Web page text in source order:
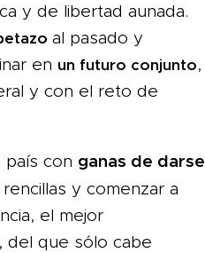
y de libertad aunada.
al pasado y
en un futuro conjunto,
y con el reto de
con ganas de darse
y comenzar a
el mejor
del que sólo cabe